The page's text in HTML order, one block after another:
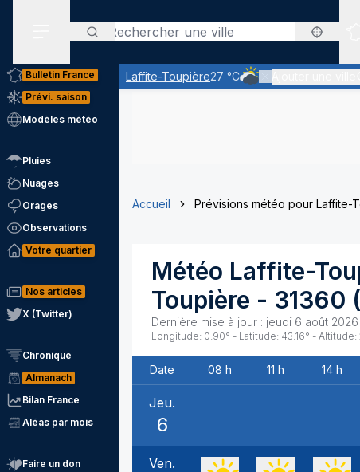
Rechercher
Laffite-Toupière27 °C
Ciel très nuageux -
Bulletin France
Prévi. saison
Modèles météo
Pluies
Nuages
Orages
Observations
Votre quartier
Nos articles
X (Twitter)
Chronique
Almanach
Bilan France
Aléas par mois
Faire un don
Accueil Prévisions météo pour Laffite-
Météo Laffite-
Toupière - 31360 (
Dernière mise à jour : jeudi 6 août 2026
Longitude: 0.90° - Latitude: 43.16° - Altitude:
Date 08 h 11 h 14 h
Jeu.
6
Ven.